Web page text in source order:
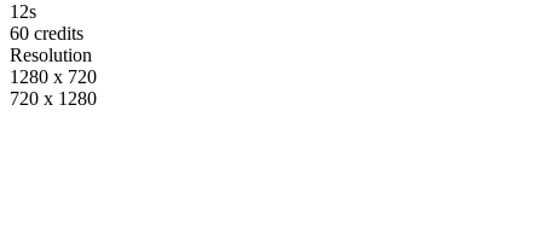
12s
60 credits
Resolution
1280 x 720
720 x 1280